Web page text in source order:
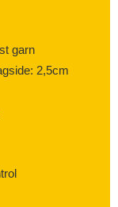
garn
2,5cm